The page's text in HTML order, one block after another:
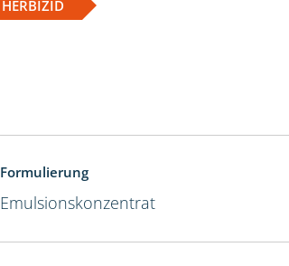
HERBIZID
Formulierung
Emulsionskonzentrat